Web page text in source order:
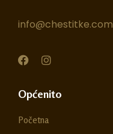
info@chestitke.com
F
e
b
o
I
t
r
Općenito
Početna